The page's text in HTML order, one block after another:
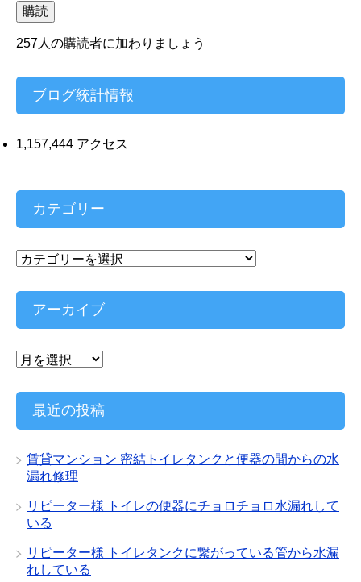
ル
ア
ド
ス
購読
257人の購読者に加わりましょう
ブログ統計情報
1,157,444 アクセス
カテゴリー
カ
ゴ
ー
アーカイブ
ア
カ
ブ
最近の投稿
賃貸マンション 密結トイレタンクと便器の間からの水
漏れ修理
リピーター様 トイレの便器にチョロチョロ水漏れして
いる
リピーター様 トイレタンクに繋がっている管から水漏
れしている